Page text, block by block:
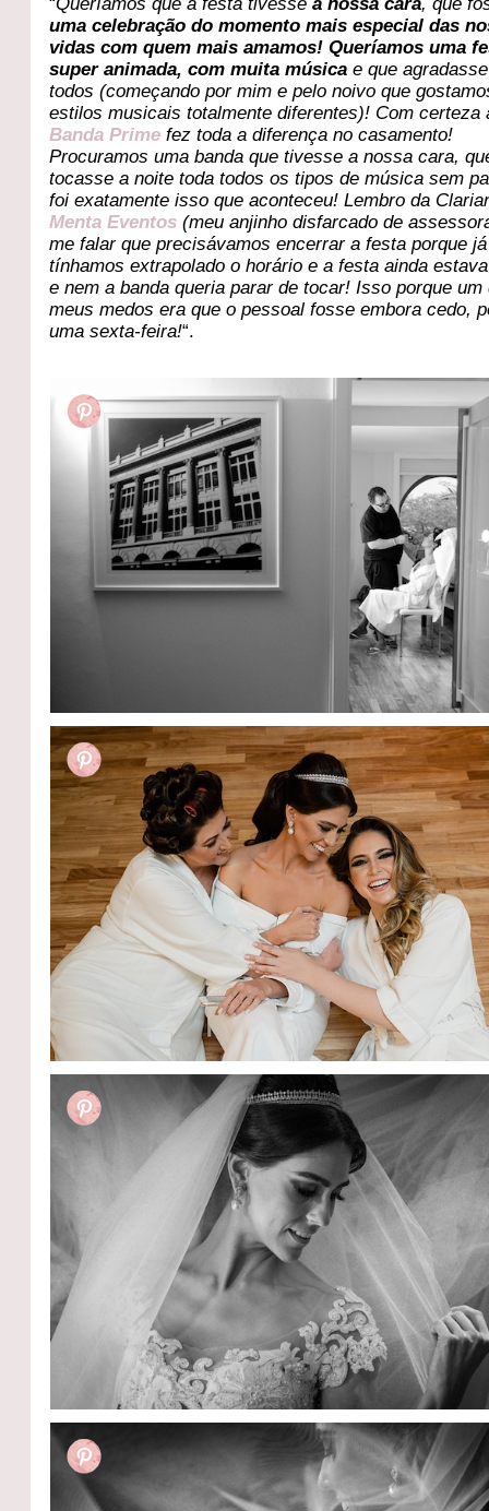
uma celebração do momento mais especial das
vidas com quem mais amamos! Queríamos uma
super animada, com muita música e que
todos (começando por mim e pelo noivo que
estilos musicais totalmente diferentes)! Com certeza
Banda Prime fez toda a diferença no casamento!
Procuramos uma banda que tivesse a nossa cara,
tocasse a noite toda todos os tipos de música sem
foi exatamente isso que aconteceu! Lembro da
Menta Eventos (meu anjinho disfarcado de
me falar que precisávamos encerrar a festa porque já
tínhamos extrapolado o horário e a festa ainda
e nem a banda queria parar de tocar! Isso porque um
meus medos era que o pessoal fosse embora cedo,
uma sexta-feira!“.